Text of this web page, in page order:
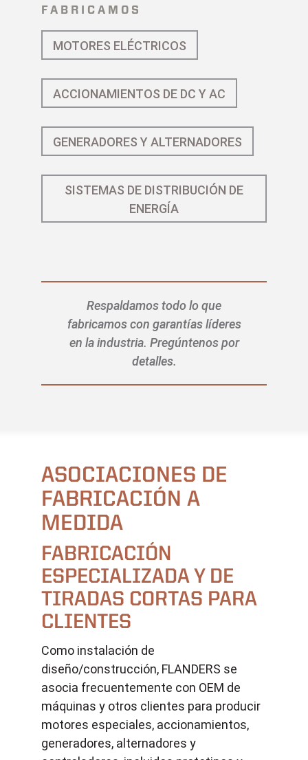
FABRICAMOS
MOTORES ELÉCTRICOS
ACCIONAMIENTOS DE DC Y AC
GENERADORES Y ALTERNADORES
SISTEMAS DE DISTRIBUCIÓN DE
ENERGÍA
Respaldamos todo lo que
fabricamos con garantías líderes
en la industria. Pregúntenos por
detalles.
ASOCIACIONES DE
FABRICACIÓN A
MEDIDA
FABRICACIÓN
ESPECIALIZADA Y DE
TIRADAS CORTAS PARA
CLIENTES
Como instalación de
diseño/construcción, FLANDERS se
asocia frecuentemente con OEM de
máquinas y otros clientes para producir
motores especiales, accionamientos,
generadores, alternadores y